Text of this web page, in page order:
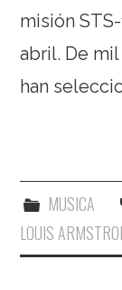
misión
abril. De
han
MUSICA
LOUIS